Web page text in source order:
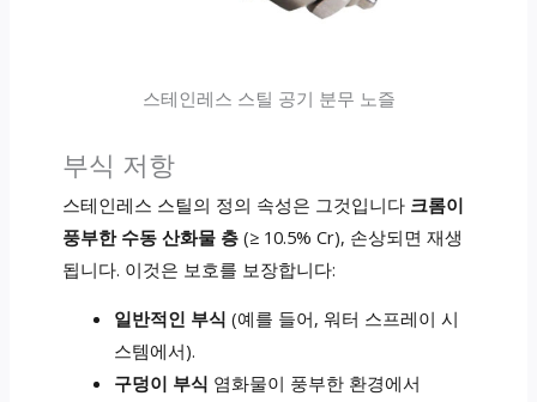
스테인레스 스틸 공기 분무 노즐
부식 저항
스테인레스 스틸의 정의 속성은 그것입니다 크롬이
풍부한 수동 산화물 층(≥ 10.5% Cr), 손상되면 재생
됩니다. 이것은 보호를 보장합니다:
일반적인 부식 (예를 들어, 워터 스프레이 시
스템에서).
구덩이 부식 염화물이 풍부한 환경에서